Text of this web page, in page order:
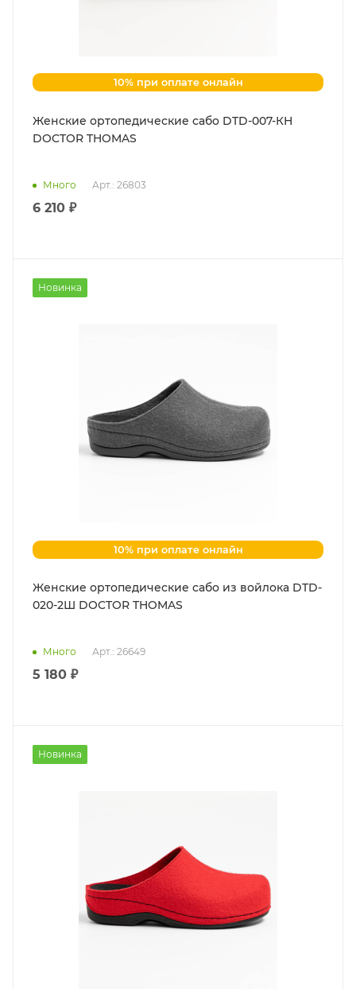
10% при оплате онлайн
Женские ортопедические сабо DTD-007-КН
DOCTOR THOMAS
Много Арт.: 26803
6 210 ₽
Новинка
10% при оплате онлайн
Женские ортопедические сабо из войлока DTD-
020-2Ш DOCTOR THOMAS
Много Арт.: 26649
5 180 ₽
Новинка